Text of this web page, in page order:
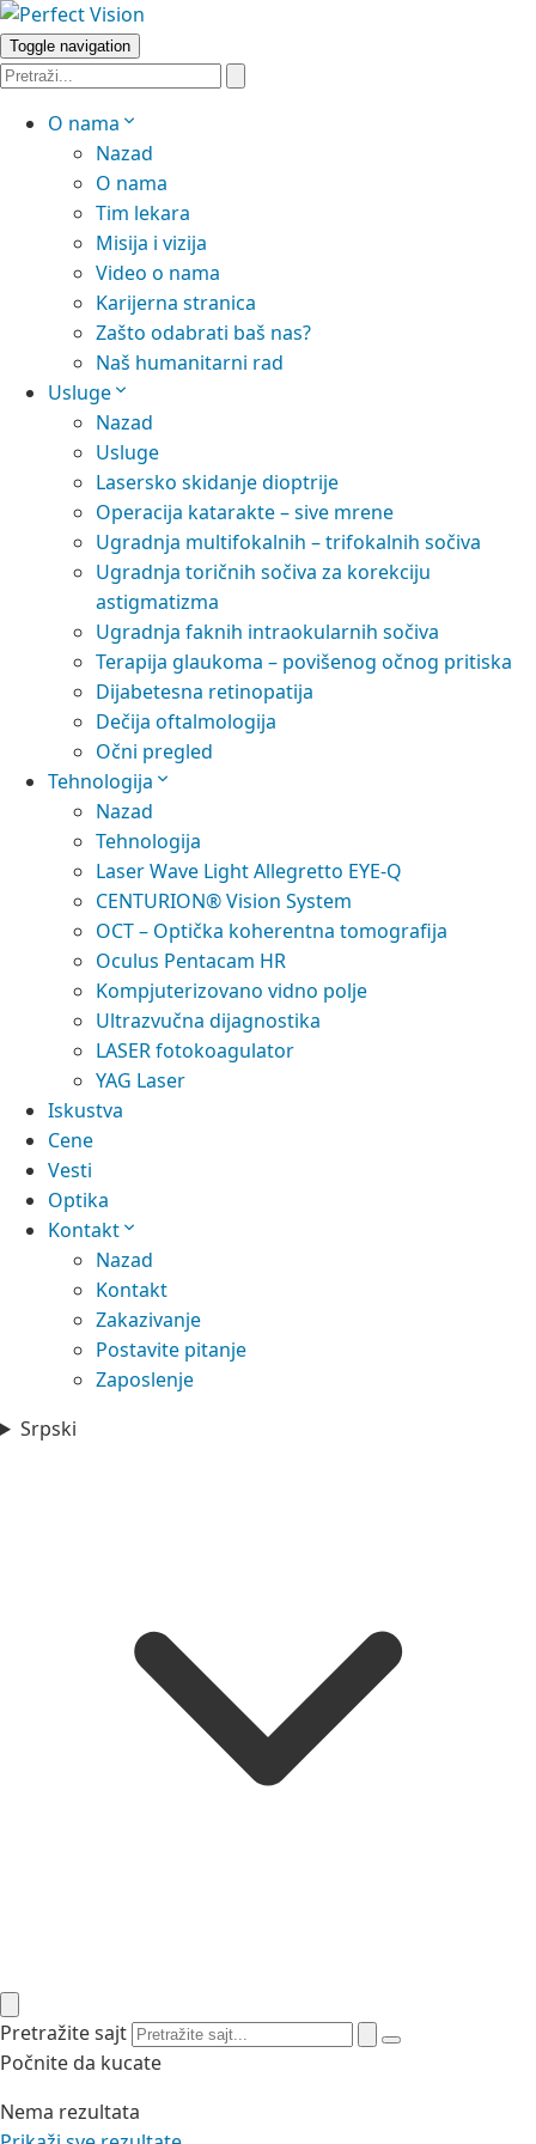
Toggle navigation
O nama
Nazad
O nama
Tim lekara
Misija i vizija
Video o nama
Karijerna stranica
Zašto odabrati baš nas?
Naš humanitarni rad
Usluge
Nazad
Usluge
Lasersko skidanje dioptrije
Operacija katarakte – sive mrene
Ugradnja multifokalnih – trifokalnih sočiva
Ugradnja toričnih sočiva za korekciju
astigmatizma
Ugradnja faknih intraokularnih sočiva
Terapija glaukoma – povišenog očnog pritiska
Dijabetesna retinopatija
Dečija oftalmologija
Očni pregled
Tehnologija
Nazad
Tehnologija
Laser Wave Light Allegretto EYE-Q
CENTURION® Vision System
OCT – Optička koherentna tomografija
Oculus Pentacam HR
Kompjuterizovano vidno polje
Ultrazvučna dijagnostika
LASER fotokoagulator
YAG Laser
Iskustva
Cene
Vesti
Optika
Kontakt
Nazad
Kontakt
Zakazivanje
Postavite pitanje
Zaposlenje
Srpski
Pretražite sajt
Počnite da kucate
Nema rezultata